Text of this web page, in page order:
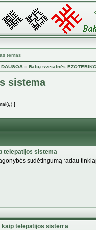
temas
» Baltų svetainės
sistema
]
telepatijos sistema
sudėtingumą radau
kaip telepatijos sistema